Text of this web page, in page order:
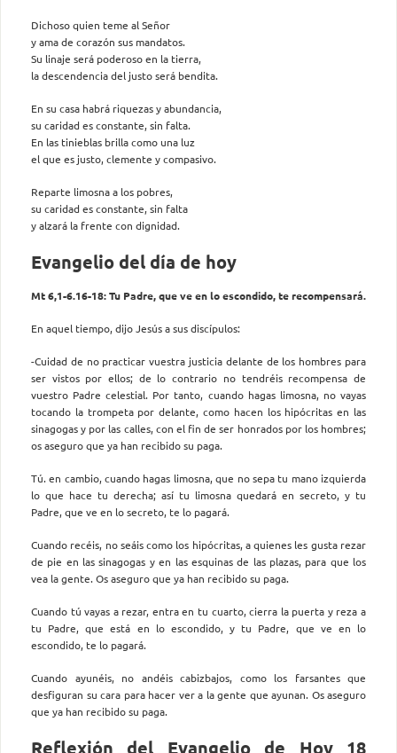
Dichoso quien teme al Señor
y ama de corazón sus mandatos.
Su linaje será poderoso en la tierra,
la descendencia del justo será bendita.
En su casa habrá riquezas y abundancia,
su caridad es constante, sin falta.
En las tinieblas brilla como una luz
el que es justo, clemente y compasivo.
Reparte limosna a los pobres,
su caridad es constante, sin falta
y alzará la frente con dignidad.
Evangelio del día de hoy
Mt 6,1-6.16-18: Tu Padre, que ve en lo escondido, te recompensará.
En aquel tiempo, dijo Jesús a sus discípulos:
-Cuidad de no practicar vuestra justicia delante de los hombres para
ser vistos por ellos; de lo contrario no tendréis recompensa de
vuestro Padre celestial. Por tanto, cuando hagas limosna, no vayas
tocando la trompeta por delante, como hacen los hipócritas en las
sinagogas y por las calles, con el fin de ser honrados por los hombres;
os aseguro que ya han recibido su paga.
Tú. en cambio, cuando hagas limosna, que no sepa tu mano izquierda
lo que hace tu derecha; así tu limosna quedará en secreto, y tu
Padre, que ve en lo secreto, te lo pagará.
Cuando recéis, no seáis como los hipócritas, a quienes les gusta rezar
de pie en las sinagogas y en las esquinas de las plazas, para que los
vea la gente. Os aseguro que ya han recibido su paga.
Cuando tú vayas a rezar, entra en tu cuarto, cierra la puerta y reza a
tu Padre, que está en lo escondido, y tu Padre, que ve en lo
escondido, te lo pagará.
Cuando ayunéis, no andéis cabizbajos, como los farsantes que
desfiguran su cara para hacer ver a la gente que ayunan. Os aseguro
que ya han recibido su paga.
Reflexión del Evangelio de Hoy 18